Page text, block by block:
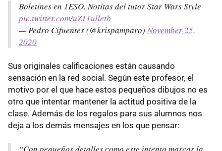
Boletines en 1ESO. Notitas del tutor Star Wars Style
pic.twitter.com/uZ11ulletb
— Pedro Cifuentes (@krispamparo) November 25,
2020
Sus originales calificaciones están causando
sensación en la red social. Según este profesor, el
motivo por el que hace estos pequeños dibujos no es
otro que intentar mantener la actitud positiva de la
clase. Además de los regalos para sus alumnos nos
deja a los demás mensajes en los que pensar: